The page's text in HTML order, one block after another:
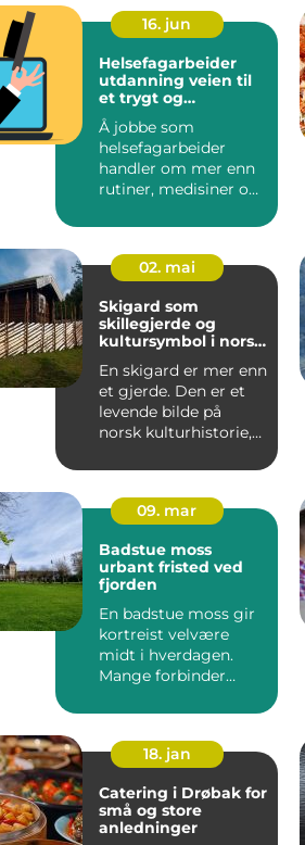
16. jun
Helsefagarbeider
utdanning veien til
et trygt og
meningsfullt yrke
Å jobbe som
helsefagarbeider
handler om mer enn
rutiner, medisiner og
krever både...
02. mai
Skigard som
skillegjerde og
kultursymbol i norsk
En skigard er mer enn
et gjerde. Den er et
levende bilde på
norsk kulturhistorie,
09. mar
Badstue moss
urbant fristed ved
fjorden
En badstue moss gir
kortreist velvære
midt i hverdagen.
Mange forbinder
fjellhytter og s...
18. jan
Catering i Drøbak for
små og store
anledninger